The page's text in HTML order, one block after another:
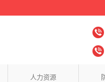
人力资源